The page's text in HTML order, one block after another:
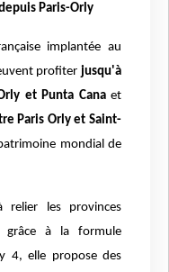
Paris-Orly
implantée au
profiter jusqu'à
et Punta Cana et
Paris Orly et Saint-
mondial de
relier les provinces
grâce à la formule
4, elle propose des